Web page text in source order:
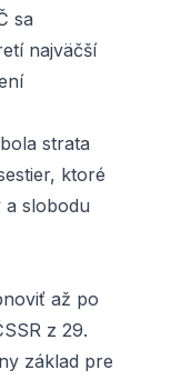
sa
najväčší
strata
ktoré
a slobodu
až po
z 29.
základ pre